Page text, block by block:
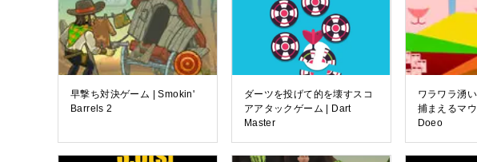
早撃ち対決ゲーム | Smokin'
Barrels 2
ダーツを投げて的を壊すスコ
アアタックゲーム | Dart
Master
ワラワラ湧
捕まえるマ
Doeo